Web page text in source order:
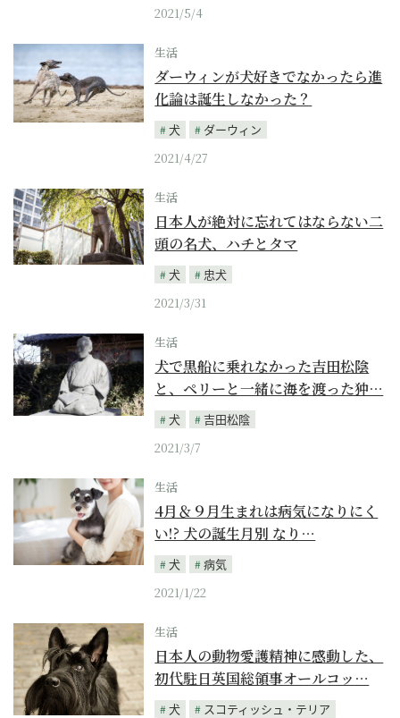
2021/5/4
生活
ダーウィンが犬好きでなかったら進
化論は誕生しなかった？
犬
ダーウィン
2021/4/27
生活
日本人が絶対に忘れてはならない二
頭の名犬、ハチとタマ
犬
忠犬
2021/3/31
生活
犬で黒船に乗れなかった吉田松陰
と、ペリーと一緒に海を渡った狆…
犬
吉田松陰
2021/3/7
生活
4月＆９月生まれは病気になりにく
い!? 犬の誕生月別 なり…
犬
病気
2021/1/22
生活
日本人の動物愛護精神に感動した、
初代駐日英国総領事オールコッ…
犬
スコティッシュ・テリア